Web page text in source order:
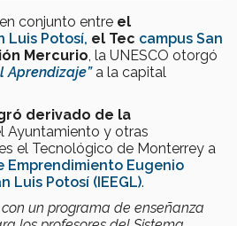
conjunto entre el
Luis Potosí, el Tec campus San
Mercurio , la UNESCO otorgó
Aprendizaje” a la capital
derivado de la
Ayuntamiento y otras
el Tecnológico de Monterrey a
Emprendimiento Eugenio
Luis Potosí (IEEGL).
con un programa de enseñanza